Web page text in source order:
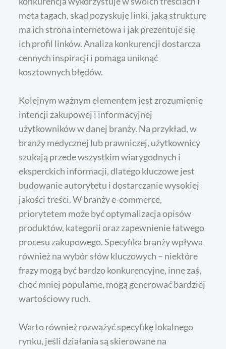
meta tagach, skąd pozyskuje linki, jaką strukturę
ma ich strona internetowa i jak prezentuje się
ich profil linków. Analiza konkurencji dostarcza
cennych inspiracji i pomaga uniknąć
kosztownych błędów.
Kolejnym ważnym elementem jest zrozumienie
intencji zakupowej i informacyjnej
użytkowników w danej branży. Na przykład, w
branży medycznej lub prawniczej, użytkownicy
szukają przede wszystkim wiarygodnych i
eksperckich informacji, dlatego kluczowe jest
budowanie autorytetu i dostarczanie wysokiej
jakości treści. W branży e-commerce,
priorytetem może być optymalizacja opisów
produktów, kategorii oraz zapewnienie łatwego
procesu zakupowego. Specyfika branży wpływa
również na wybór słów kluczowych – niektóre
frazy mogą być bardzo konkurencyjne, inne zaś,
choć mniej popularne, mogą generować bardziej
wartościowy ruch.
Warto również rozważyć specyfikę lokalnego
rynku, jeśli działania są skierowane na